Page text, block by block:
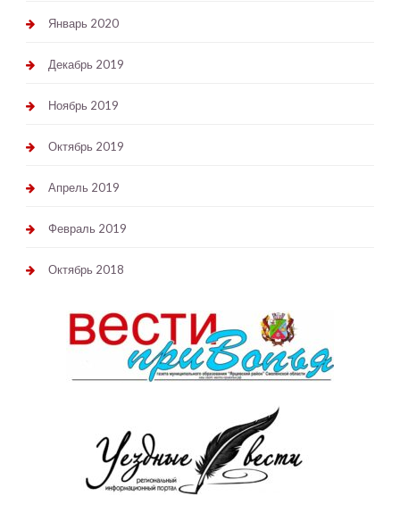
Январь 2020
Декабрь 2019
Ноябрь 2019
Октябрь 2019
Апрель 2019
Февраль 2019
Октябрь 2018